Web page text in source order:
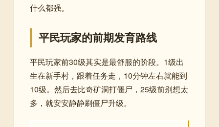
什么都强。
平民玩家的前期发育路线
平民玩家前30级其实是最舒服的阶段。1级出
生在新手村，跟着任务走，10分钟左右就能到
10级。然后去比奇矿洞打僵尸，25级前别想太
多，就安安静静刷僵尸升级。